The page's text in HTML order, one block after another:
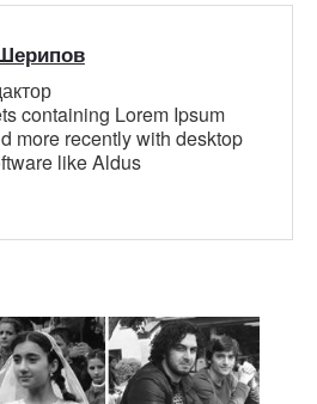
containing Lorem Ipsum
more recently with desktop
like Aldus